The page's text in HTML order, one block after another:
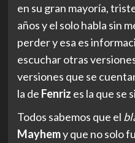
en su gran mayoría,
años y el solo habla sin
perder y esa es
escuchar otras
versiones que se
la de Fenriz es la que se
Todos sabemos que el
Mayhemy que no solo